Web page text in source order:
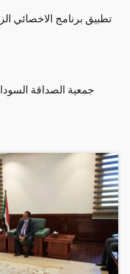
تطبيق برنامج الاخصائي
جمعية الصداقة